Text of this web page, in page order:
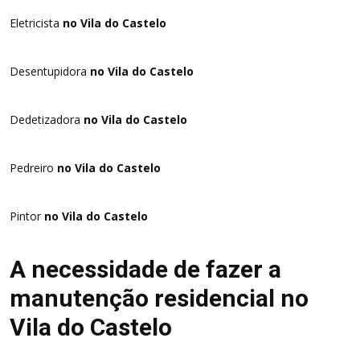
Eletricista no Vila do Castelo
Desentupidora no Vila do Castelo
Dedetizadora no Vila do Castelo
Pedreiro no Vila do Castelo
Pintor no Vila do Castelo
A necessidade de fazer a
manutenção residencial no
Vila do Castelo